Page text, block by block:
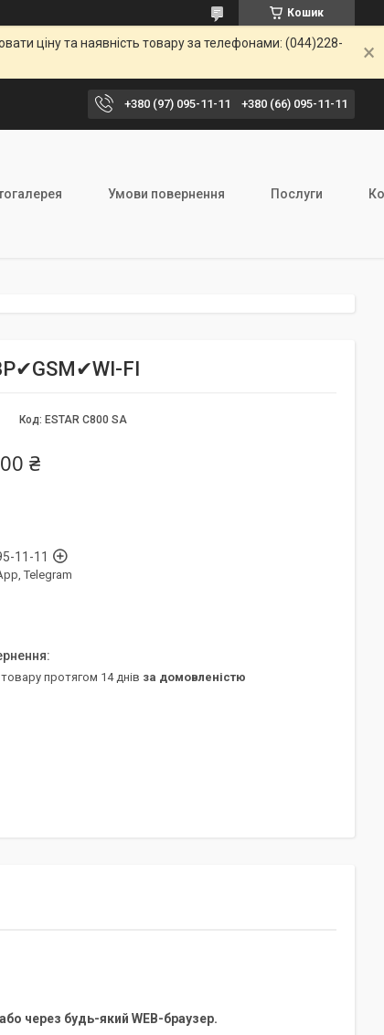
Кошик
ціну та наявність товару за телефонами: (044)228-
+380 (97) 095-11-11 +380 (66) 095-11-11
Умови повернення Послуги
FI
Код: ESTAR C800 SA
₴
11-11
Telegram
товару протягом 14 днів за домовленістю
через будь-який WEB-браузер.